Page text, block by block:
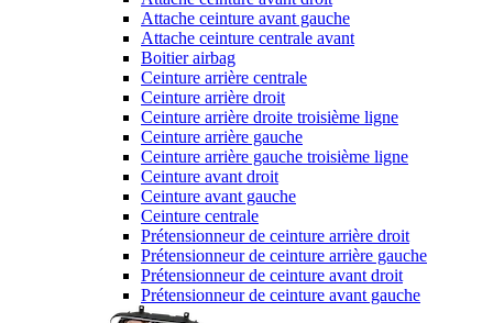
Attache ceinture avant gauche
Attache ceinture centrale avant
Boitier airbag
Ceinture arrière centrale
Ceinture arrière droit
Ceinture arrière droite troisième ligne
Ceinture arrière gauche
Ceinture arrière gauche troisième ligne
Ceinture avant droit
Ceinture avant gauche
Ceinture centrale
Prétensionneur de ceinture arrière droit
Prétensionneur de ceinture arrière gauche
Prétensionneur de ceinture avant droit
Prétensionneur de ceinture avant gauche